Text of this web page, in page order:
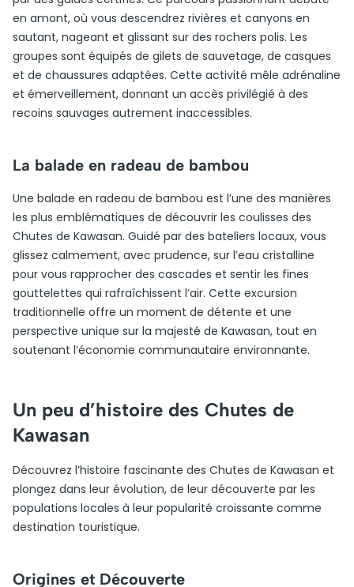
en amont, où vous descendrez rivières et canyons en
sautant, nageant et glissant sur des rochers polis. Les
groupes sont équipés de gilets de sauvetage, de casques
et de chaussures adaptées. Cette activité mêle adrénaline
et émerveillement, donnant un accès privilégié à des
recoins sauvages autrement inaccessibles.
La balade en radeau de bambou
Une balade en radeau de bambou est l’une des manières
les plus emblématiques de découvrir les coulisses des
Chutes de Kawasan. Guidé par des bateliers locaux, vous
glissez calmement, avec prudence, sur l’eau cristalline
pour vous rapprocher des cascades et sentir les fines
gouttelettes qui rafraîchissent l’air. Cette excursion
traditionnelle offre un moment de détente et une
perspective unique sur la majesté de Kawasan, tout en
soutenant l’économie communautaire environnante.
Un peu d’histoire des Chutes de
Kawasan
Découvrez l’histoire fascinante des Chutes de Kawasan et
plongez dans leur évolution, de leur découverte par les
populations locales à leur popularité croissante comme
destination touristique.
Origines et Découverte